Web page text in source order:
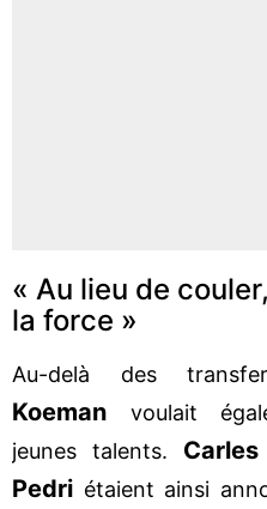
« Au lieu de
la force »
Au-delà des
Koeman voulait
jeunes talents.
Pedri étaient ainsi